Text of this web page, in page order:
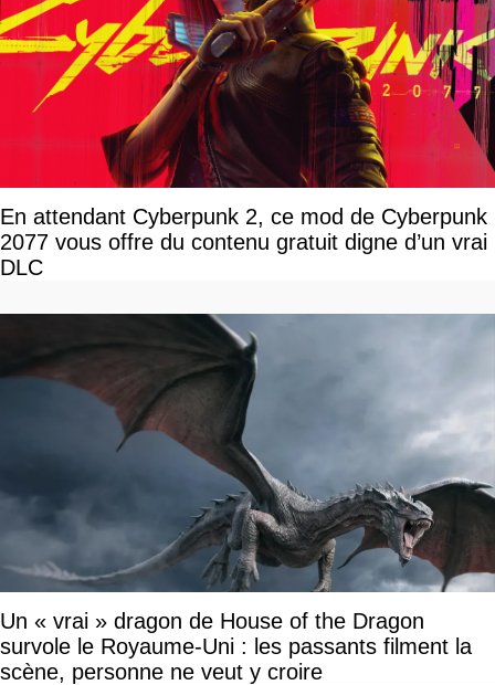
En attendant Cyberpunk 2, ce mod de Cyberpunk
2077 vous offre du contenu gratuit digne d’un vrai
DLC
Un « vrai » dragon de House of the Dragon
survole le Royaume-Uni : les passants filment la
scène, personne ne veut y croire